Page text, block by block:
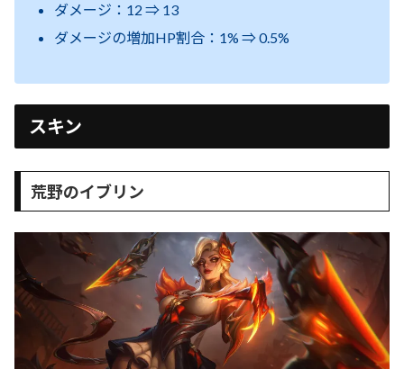
ダメージ：12 ⇒ 13
ダメージの増加HP割合：1% ⇒ 0.5%
スキン
荒野のイブリン